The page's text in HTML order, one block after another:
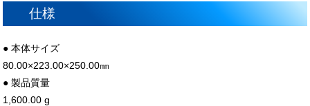
仕様
● 本体サイズ
80.00×223.00×250.00㎜
● 製品質量
1,600.00 g